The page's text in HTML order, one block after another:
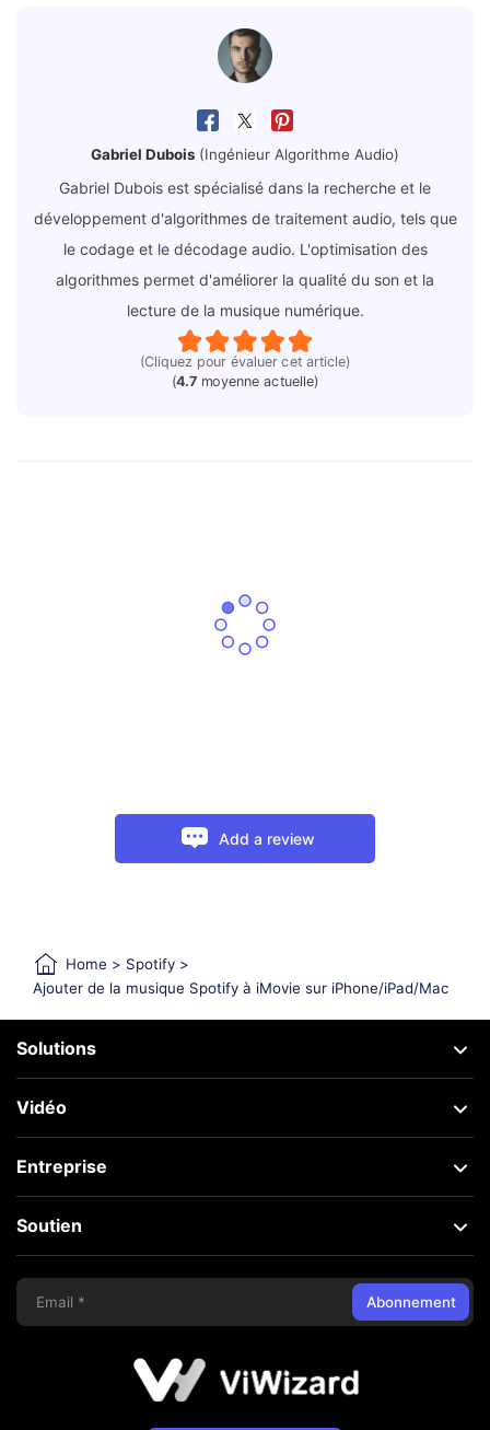
Gabriel Dubois (Ingénieur Algorithme Audio)
Gabriel Dubois est spécialisé dans la recherche et le
développement d'algorithmes de traitement audio, tels que
le codage et le décodage audio. L'optimisation des
algorithmes permet d'améliorer la qualité du son et la
lecture de la musique numérique.
(Cliquez pour évaluer cet article)
(4.7moyenne actuelle)
Add a review
Home > Spotify >
Ajouter de la musique Spotify à iMovie sur iPhone/iPad/Mac
Solutions
Vidéo
Entreprise
Soutien
Abonnement